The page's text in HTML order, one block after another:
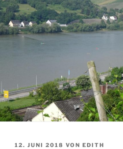
VERÖFFENTLICHT
12. JUNI 2018 VON EDITH